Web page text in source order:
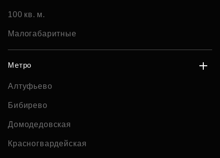
100 кв. м.
Малогабаритные
Метро
Алтуфьево
Бибирево
Домодедовская
Красногвардейская